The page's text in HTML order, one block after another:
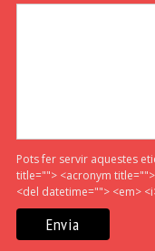
Pots fer servir aquestes
title=""> <acronym
<del datetime=""> <em>